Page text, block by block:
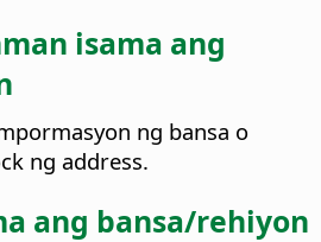
isama ang
ng bansa o
ng address.
ang bansa/rehiyon